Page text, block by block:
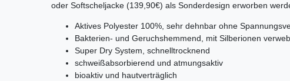
oder Softscheljacke (139,90€) als Sonderdesign erworben
Aktives Polyester 100%, sehr dehnbar ohne
Bakterien- und Geruchshemmend, mit Silberionen
Super Dry System, schnelltrocknend
schweißabsorbierend und atmungsaktiv
bioaktiv und hautverträglich